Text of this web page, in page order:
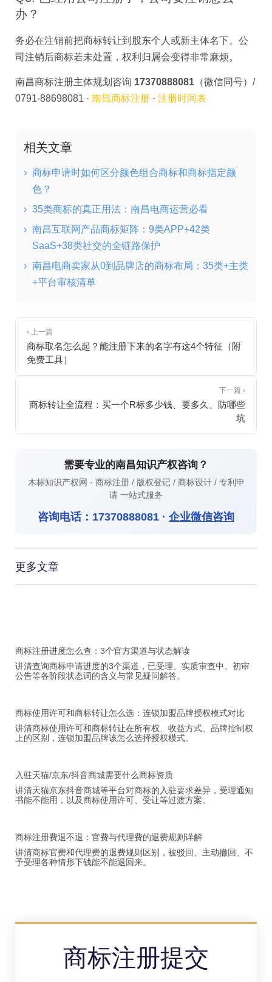
办？
务必在注销前把商标转让到股东个人或新主体名下。公
司注销后商标若未处置，权利归属会变得非常麻烦。
南昌商标注册主体规划咨询 17370888081 （微信同号）/
0791-88698081 · 南昌商标注册 · 注册时间表
相关文章
› 商标申请时如何区分颜色组合商标和商标指定颜
色？
› 35类商标的真正用法：南昌电商运营必看
› 南昌互联网产品商标矩阵：9类APP+42类
SaaS+38类社交的全链路保护
› 南昌电商卖家从0到品牌店的商标布局：35类+主类
+平台审核清单
‹ 上一篇
商标取名怎么起？能注册下来的名字有这4个特征（附
免费工具）
下一篇 ›
商标转让全流程：买一个R标多少钱、要多久、防哪些
坑
需要专业的南昌知识产权咨询？
木标知识产权网 · 商标注册 / 版权登记 / 商标设计 / 专利申
请 一站式服务
咨询电话： 17370888081 · 企业微信咨询
更多文章
商标注册进度怎么查：3个官方渠道与状态解读
讲清查询商标申请进度的3个渠道，已受理、实质审查中、初审
公告等各阶段状态词的含义与常见疑问解答。
商标使用许可和商标转让怎么选：连锁加盟品牌授权模式对比
讲清商标使用许可和商标转让在所有权、收益方式、品牌控制权
上的区别，连锁加盟品牌该怎么选择授权模式。
入驻天猫/京东/抖音商城需要什么商标资质
讲清天猫京东抖音商城等平台对商标的入驻要求差异，受理通知
书能不能用，以及商标使用许可、受让等过渡方案。
商标注册费退不退：官费与代理费的退费规则详解
讲清商标官费和代理费的退费规则区别，被驳回、主动撤回、不
予受理各种情形下钱能不能退回来。
商标注册提交